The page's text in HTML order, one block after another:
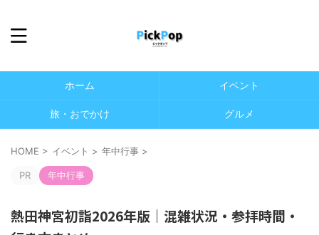
ホーム イベント
旅・おでかけ グルメ
HOME > イベント > 年中行事 >
PR 年中行事
熱田神宮初詣2026年版｜混雑状況・参拝時間・